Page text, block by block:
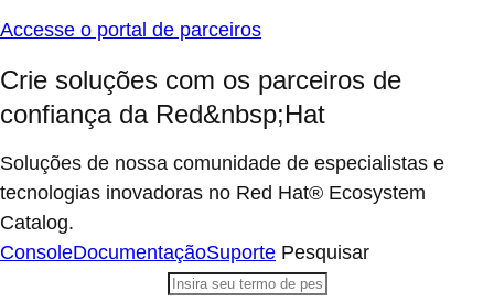
Accesse o portal de parceiros
Crie soluções com os parceiros de
confiança da Red&nbsp;Hat
Soluções de nossa comunidade de especialistas e
tecnologias inovadoras no Red Hat® Ecosystem
Catalog.
ConsoleDocumentaçãoSuporte Pesquisar